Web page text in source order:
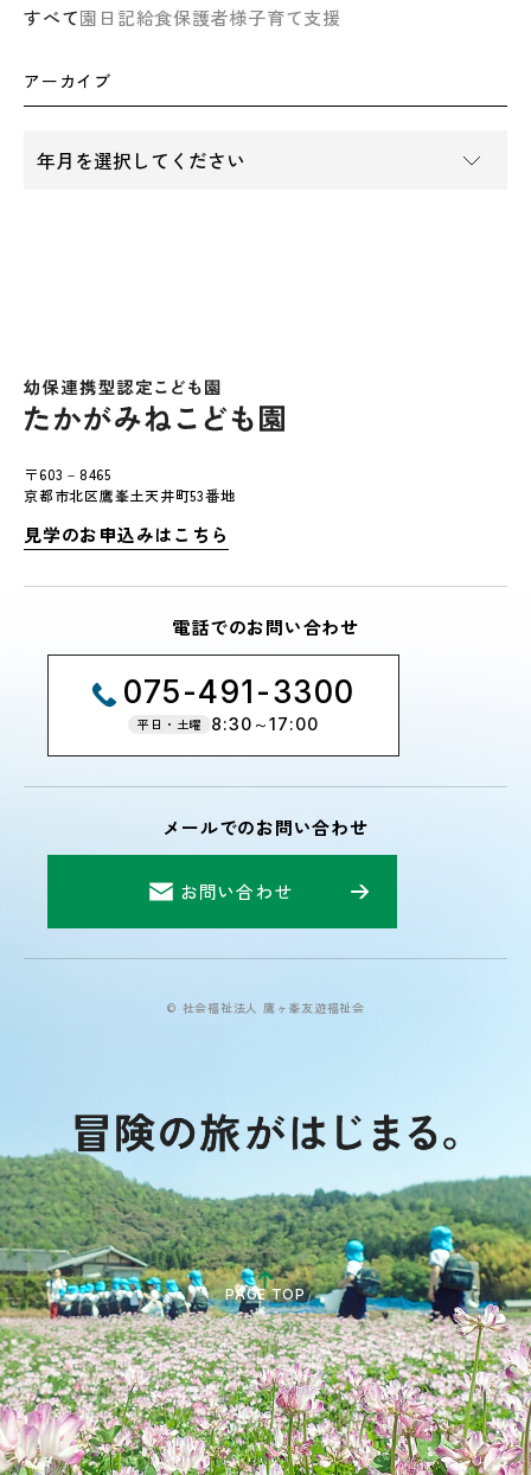
すべて園日記給食保護者様子育て支援
アーカイブ
〒603－8465
京都市北区鷹峯土天井町53番地
見学のお申込みはこちら
電話でのお問い合わせ
075-491-3300
平日・土曜 8:30～17:00
メールでのお問い合わせ
お問い合わせ
© 社会福祉法人 鷹ヶ峯友遊福祉会
PAGE TOP